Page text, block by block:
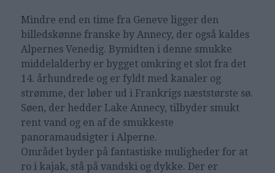
Mindre end en time fra Geneve ligger den
billedskønne franske by Annecy, der også kaldes
Alpernes Venedig. Bymidten i denne smukke
middelalderby er bygget omkring et slot fra det
14. århundrede og er fyldt med kanaler og
strømme, der løber ud i Frankrigs næststørste sø.
Søen, der hedder Lake Annecy, tilbyder smukt
rent vand og en af de smukkeste
panoramaudsigter i Alperne.
Området byder på fantastiske muligheder for at
ro i kajak, stå på vandski og dykke. Der er